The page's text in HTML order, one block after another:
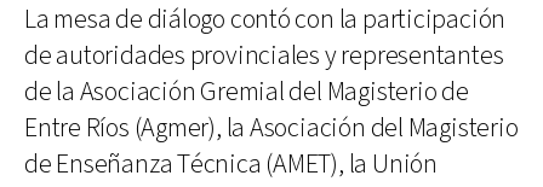
La mesa de diálogo contó con la participación
de autoridades provinciales y representantes
de la Asociación Gremial del Magisterio de
Entre Ríos (Agmer), la Asociación del Magisterio
de Enseñanza Técnica (AMET), la Unión